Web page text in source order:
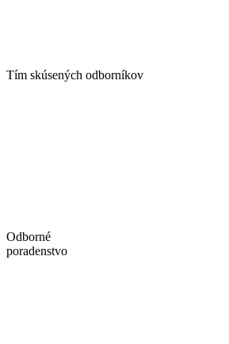
Tím skúsených odborníkov
Odborné
poradenstvo